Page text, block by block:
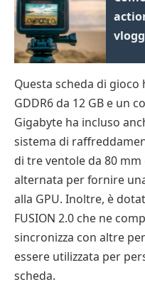
Questa scheda di gioco
GDDR6 da 12 GB e un
Gigabyte ha incluso
sistema di
di tre ventole da 80
alternata per fornire
alla GPU. Inoltre, è
FUSION 2.0 che ne
sincronizza con altre
essere utilizzata per
scheda.